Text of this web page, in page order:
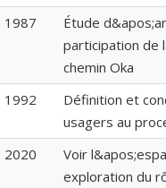
1987
Étude
participation de
chemin Oka
1992
Définition et
usagers au
2020
Voir
exploration du